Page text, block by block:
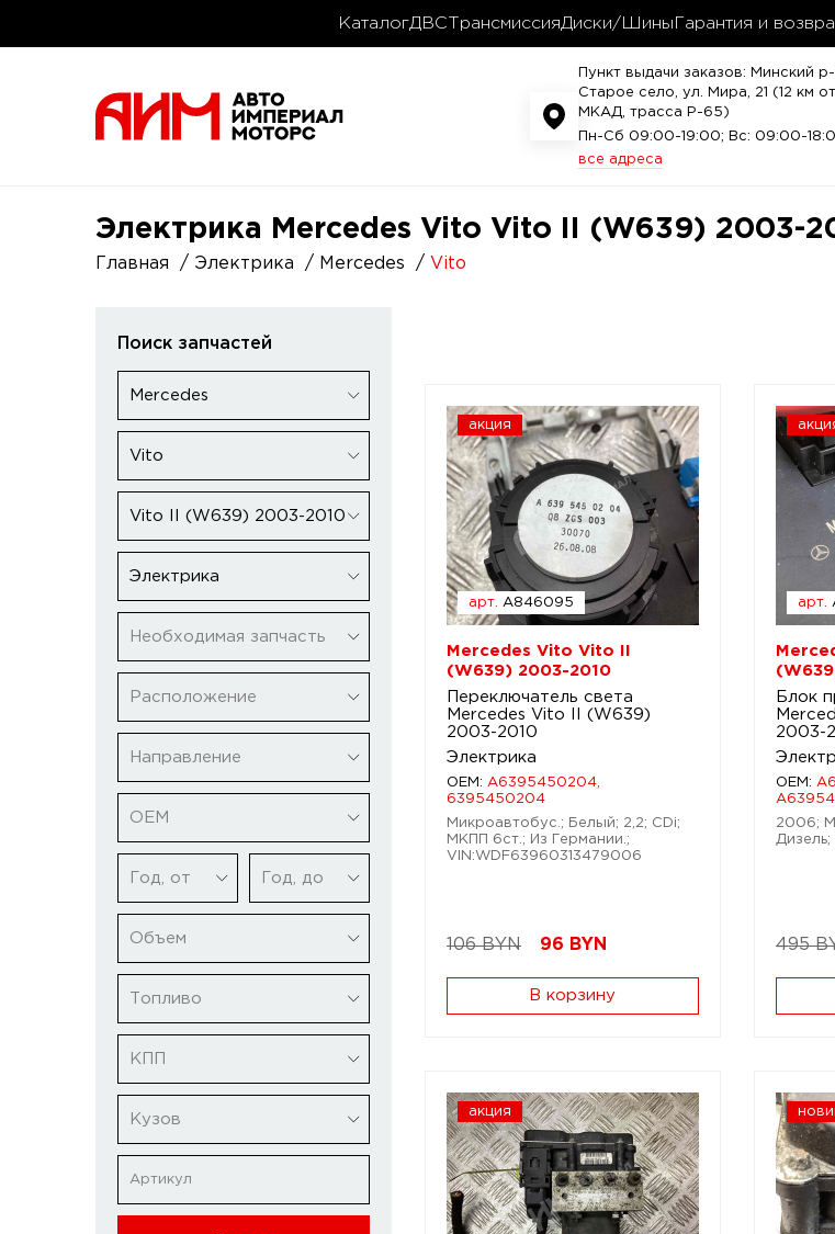
КаталогДВС ТрансмиссияДиски/Шины Гарантия и
Пункт выдачи заказов: Минский р-
Старое село, ул. Мира, 21 (12 км от
МКАД, трасса P-65)
Пн-Сб 09:00-19:00; Вс: 09:00-
все адреса
Электрика Mercedes Vito Vito II (W639) 2003-
Главная Электрика Mercedes Vito
Поиск запчастей
Mercedes
Vito
Vito II (W639) 2003-2010
Электрика
Необходимая запчасть
Расположение
Направление
ОЕМ
Год, от Год, до
Объем
Топливо
КПП
Кузов
акция
арт. A846095
Mercedes Vito Vito II
(W639) 2003-2010
Переключатель света
Mercedes Vito II (W639)
2003-2010
Электрика
OEM: A6395450204,
6395450204
Микроавтобус.; Белый; 2,2; CDi;
МКПП 6ст.; Из Германии.;
VIN:WDF63960313479006
106 BYN 96 BYN
В корзину
арт.
Блок
2003-
OEM:
2006;
495
акция